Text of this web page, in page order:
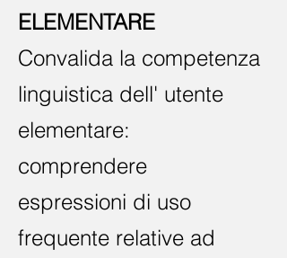
ELEMENTARE
Convalida la competenza
linguistica dell' utente
elementare:
comprendere
espressioni di uso
frequente relative ad